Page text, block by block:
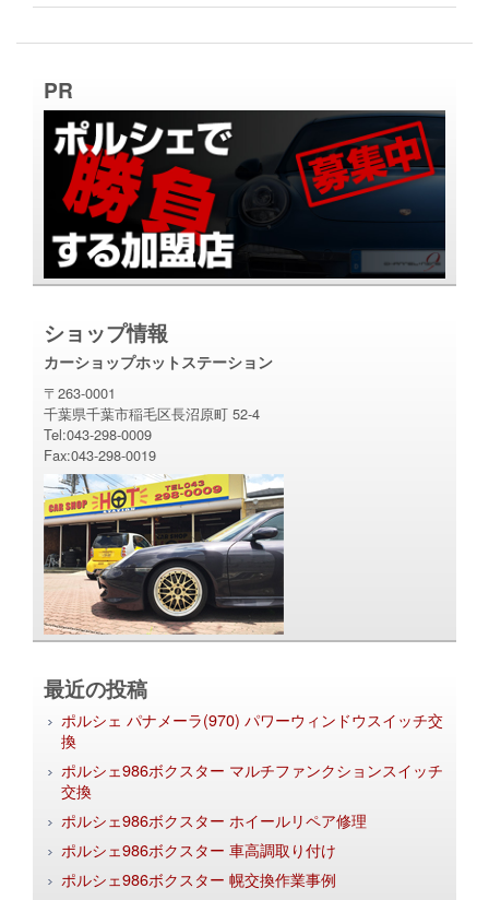
PR
ショップ情報
カーショップホットステーション
〒263-0001
千葉県千葉市稲毛区長沼原町 52-4
Tel:043-298-0009
Fax:043-298-0019
最近の投稿
ポルシェ パナメーラ(970) パワーウィンドウスイッチ交
換
ポルシェ986ボクスター マルチファンクションスイッチ
交換
ポルシェ986ボクスター ホイールリペア修理
ポルシェ986ボクスター 車高調取り付け
ポルシェ986ボクスター 幌交換作業事例